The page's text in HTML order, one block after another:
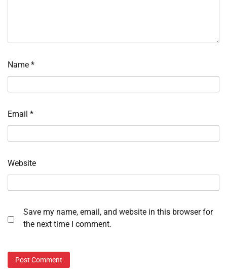
Name *
Email *
Website
Save my name, email, and website in this browser for
the next time I comment.